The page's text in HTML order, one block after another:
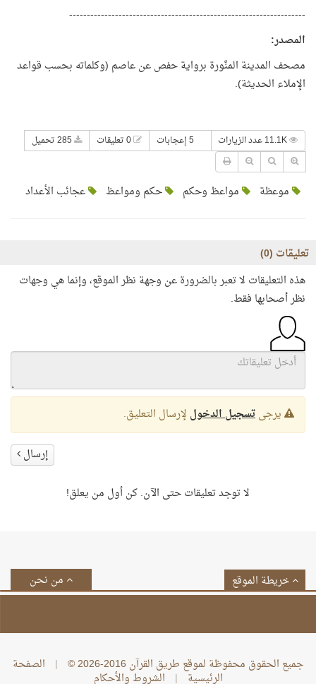
-------------------------------------------------------------------
المصدر:
مصحف المدينة المنَّورة برواية حفص عن عاصم (وكلماته بحسب قواعد
الإملاء الحديثة).
5 إعجابات
موعظة مواعظ وحكم حكم ومواعظ عجائب الأعداد
تعليقات (0
)
هذه التعليقات لا تعبر بالضرورة عن وجهة نظر الموقع، وإنما هي وجهات
نظر أصحابها فقط.
يرجىتسجيل الدخول لإرسال التعليق.
إرسال
لا توجد تعليقات حتى الآن. كن أول من يعلق!
من نحن خريطة الموقع
جميع الحقوق محفوظة لموقع طريق القرآن 2016-2026 © | الصفحة
الرئيسية | الشروط والأحكام